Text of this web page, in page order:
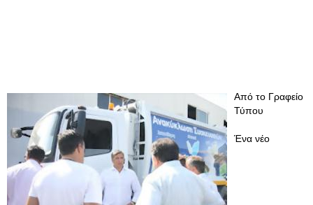
Από το Γραφείο
Τύπου
Ένα νέο